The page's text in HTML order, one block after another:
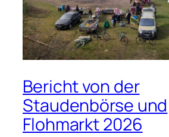
Bericht von der
Staudenbörse und
Flohmarkt 2026